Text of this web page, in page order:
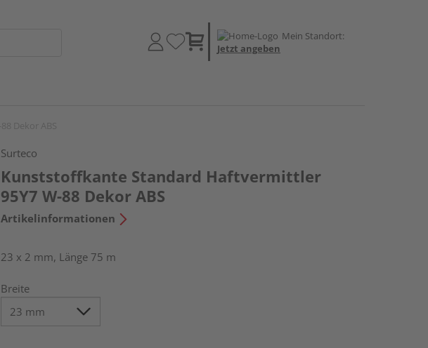
Mein Standort:
Jetzt angeben
Surteco
Kunststoffkante Standard Haftvermittler
95Y7 W-88 Dekor ABS
Artikelinformationen
23 x 2 mm, Länge 75 m
Breite